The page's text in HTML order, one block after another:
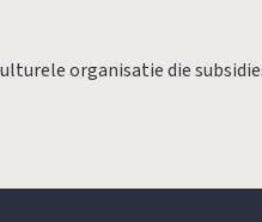
organisatie die